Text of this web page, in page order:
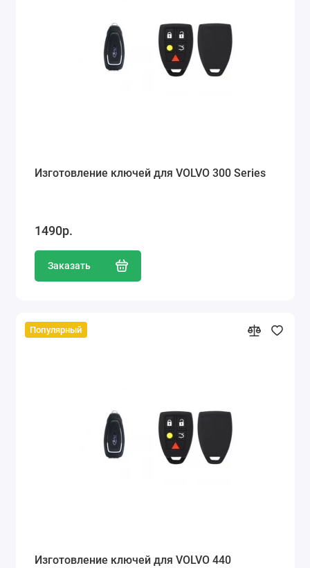
Изготовление ключей для VOLVO 300 Series
1490р.
Заказать
Популярный
Изготовление ключей для VOLVO 440